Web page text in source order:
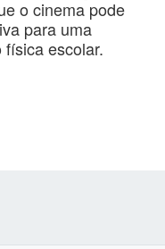
o cinema pode
para uma
escolar.